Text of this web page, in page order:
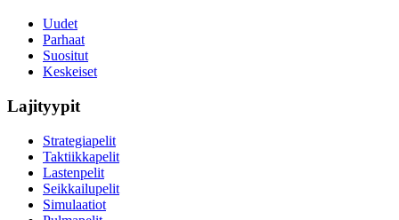
Uudet
Parhaat
Suositut
Keskeiset
Lajityypit
Strategiapelit
Taktiikkapelit
Lastenpelit
Seikkailupelit
Simulaatiot